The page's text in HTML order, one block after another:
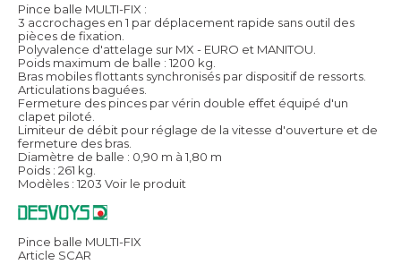
Pince balle MULTI-FIX :
3 accrochages en 1 par déplacement rapide sans outil des
pièces de fixation.
Polyvalence d'attelage sur MX - EURO et MANITOU.
Poids maximum de balle : 1200 kg.
Bras mobiles flottants synchronisés par dispositif de ressorts.
Articulations baguées.
Fermeture des pinces par vérin double effet équipé d'un
clapet piloté.
Limiteur de débit pour réglage de la vitesse d'ouverture et de
fermeture des bras.
Diamètre de balle : 0,90 m à 1,80 m
Poids : 261 kg.
Modèles : 1203 Voir le produit
Pince balle MULTI-FIX
Article SCAR